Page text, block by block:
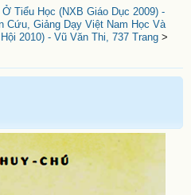
Tiểu Học (NXB Giáo Dục 2009) -
Cứu, Giảng Dạy Việt Nam Học Và
2010) - Vũ Văn Thi, 737 Trang>